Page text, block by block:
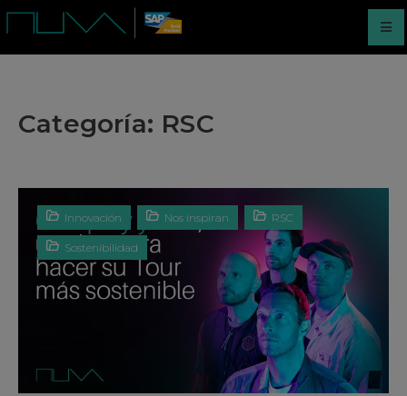
Categoría: RSC
Innovación Nos inspiran RSC
Sostenibilidad